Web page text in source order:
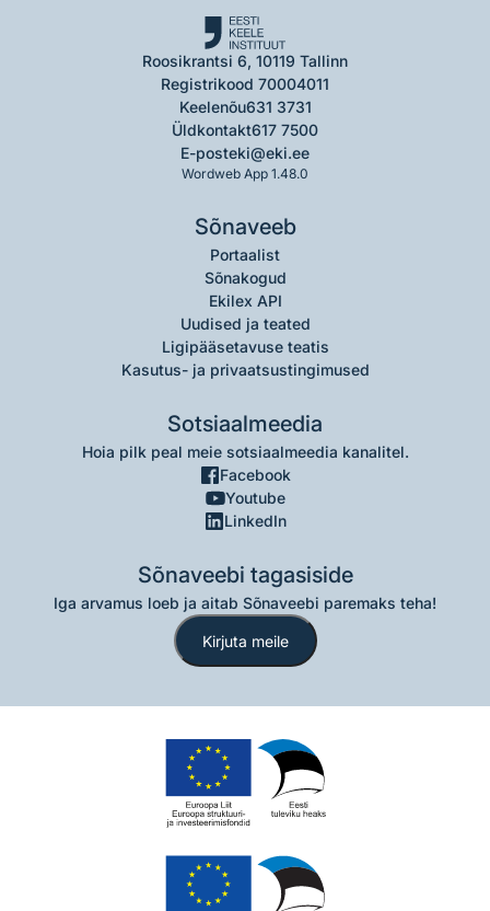
Roosikrantsi 6, 10119 Tallinn
Registrikood 70004011
Keelenõu631 3731
Üldkontakt617 7500
E-posteki@eki.ee
Wordweb App 1.48.0
Sõnaveeb
Portaalist
Sõnakogud
Ekilex API
Uudised ja teated
Ligipääsetavuse teatis
Kasutus- ja privaatsustingimused
Sotsiaalmeedia
Hoia pilk peal meie sotsiaalmeedia kanalitel.
Facebook
Youtube
LinkedIn
Sõnaveebi tagasiside
Iga arvamus loeb ja aitab Sõnaveebi paremaks teha!
Kirjuta meile